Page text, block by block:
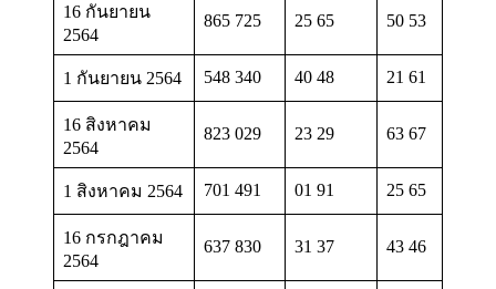
16 กันยายน
2564
865 725 25 65 50 53
1 กันยายน 2564 548 340 40 48 21 61
16 สิงหาคม
2564
823 029 23 29 63 67
1 สิงหาคม 2564 701 491 01 91 25 65
16 กรกฎาคม
2564
637 830 31 37 43 46